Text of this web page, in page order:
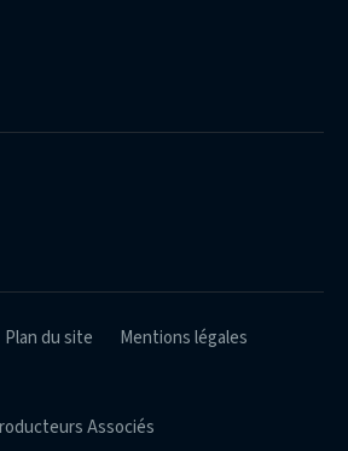
Associés
Plan du site
Mentions légales